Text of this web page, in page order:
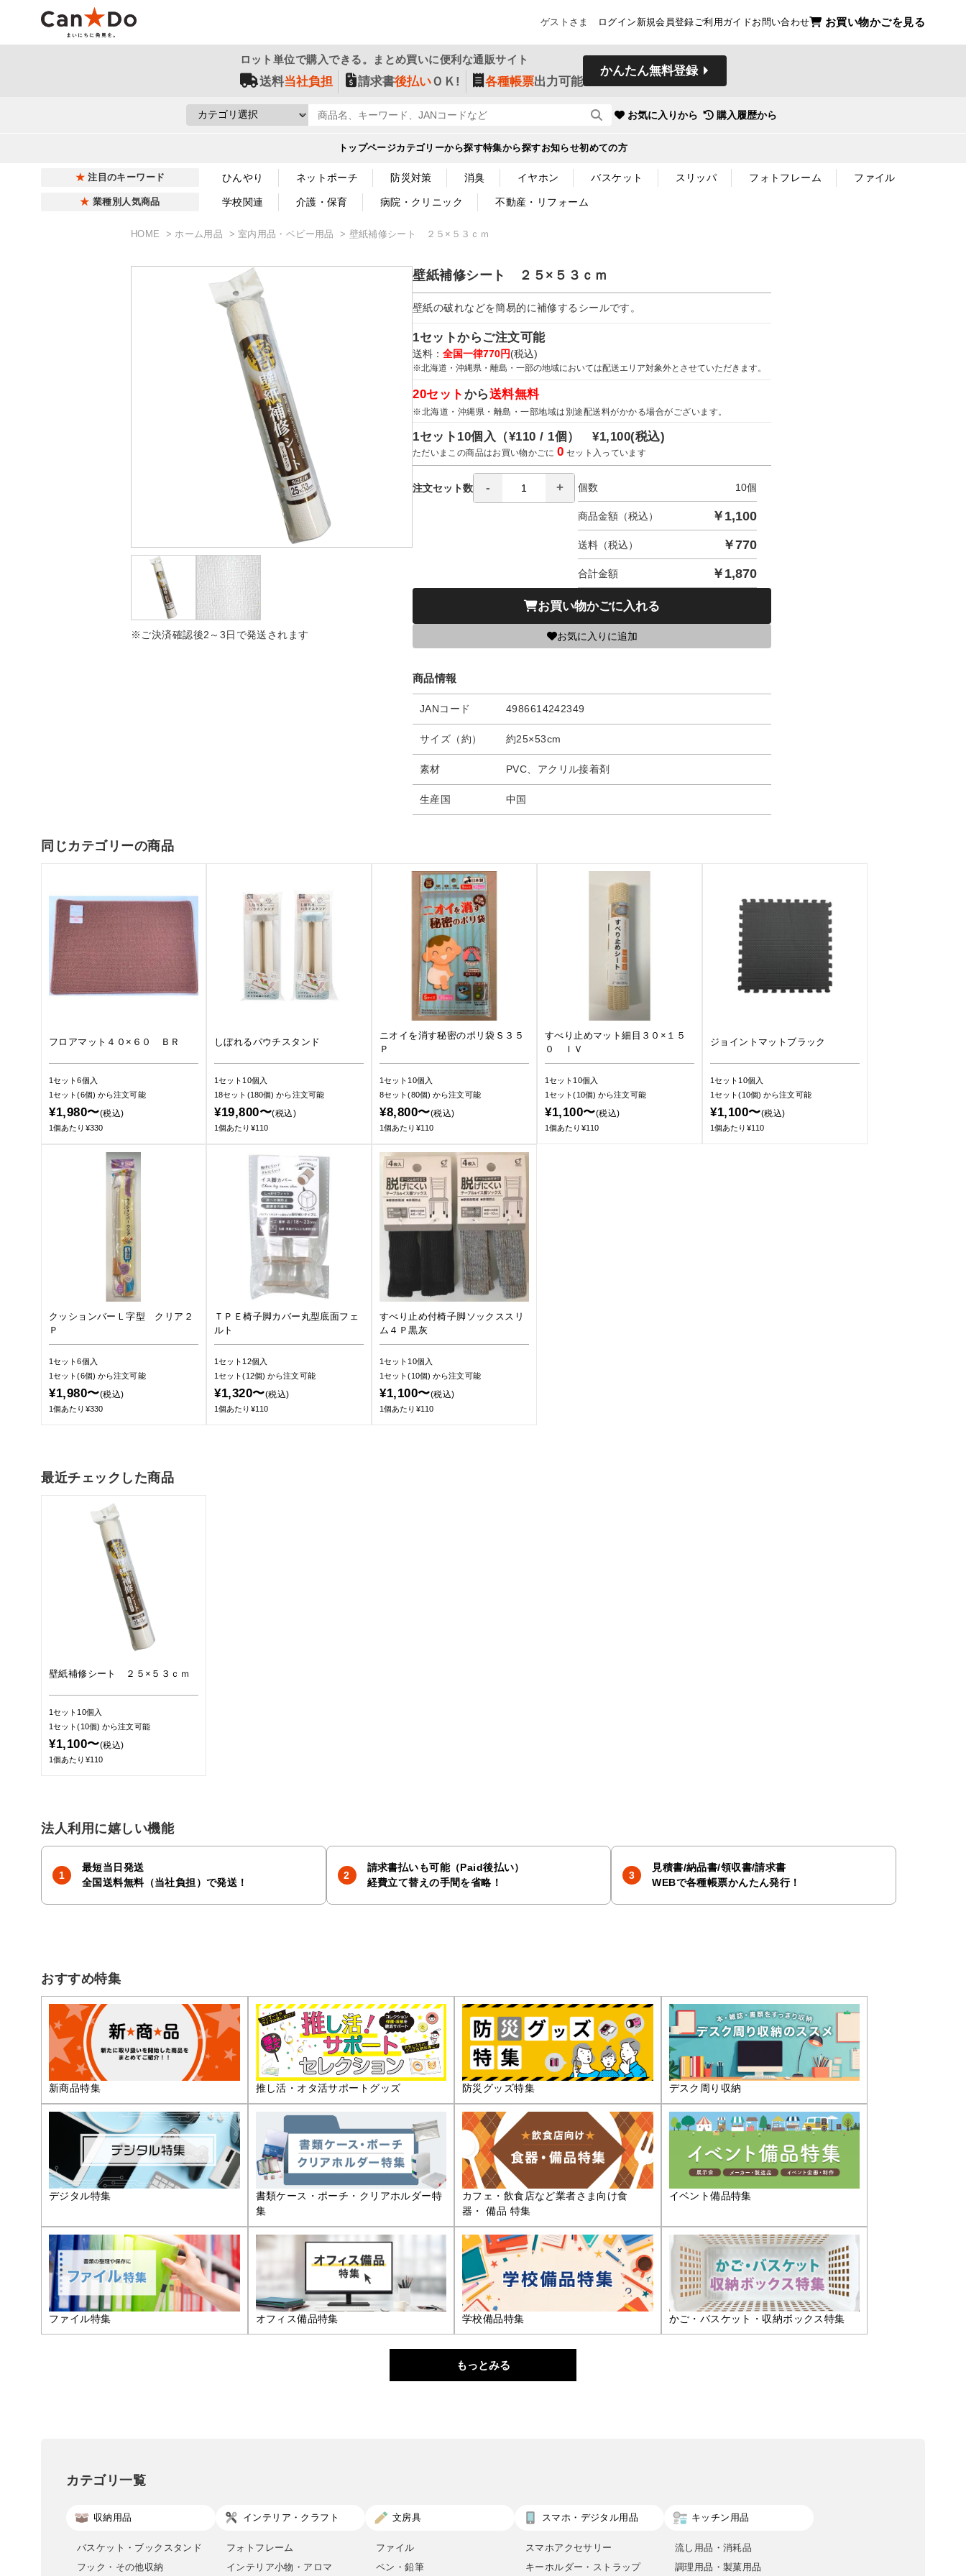
ゲストさま ログイン 新規会員登録ご利用ガイドお問い合わせ お買い物かごを見る
ロット単位で購入できる。まとめ買いに便利な通販サイト
送料当社負担 請求書後払いＯＫ! 各種帳票出力可能
かんたん無料登録
お気に入りから 購入履歴から
トップページカテゴリーから探す特集から探すお知らせ初めての方
注目のキーワード ひんやり ネットポーチ 防災対策 消臭 イヤホン バスケット スリッパ フォトフレーム ファイル
業種別人気商品 学校関連 介護・保育 病院・クリニック 不動産・リフォーム
HOME ホーム用品 室内用品・ベビー用品 壁紙補修シート ２５×５３ｃｍ
※ご決済確認後2～3日で発送されます
壁紙補修シート ２５×５３ｃｍ
壁紙の破れなどを簡易的に補修するシールです。
1セットからご注文可能
送料： 全国一律770円(税込)
※北海道・沖縄県・離島・一部の地域においては配送エリア対象外とさせていただきます。
20セット から送料無料
※北海道・沖縄県・離島・一部地域は別途配送料がかかる場合がございます。
1セット10個入（¥110 / 1個）¥1,100(税込)
ただいまこの商品はお買い物かごに0 セット入っています
注文セット数 個数 10個
商品金額（税込） ￥ 1,100
送料（税込） ￥770
合計金額 ￥ 1,870
お買い物かごに入れる
お気に入りに追加
商品情報
JANコード 4986614242349
サイズ（約） 約25×53cm
素材 PVC、アクリル接着剤
生産国 中国
同じカテゴリーの商品
フロアマット４０×６０ ＢＲ
1セット6個入
1セット(6個) から注文可能
¥1,980〜(税込)
1個あたり¥330
しぼれるパウチスタンド
1セット10個入
18セット(180個)から注文可能
¥19,800〜(税込)
1個あたり¥110
ニオイを消す秘密のポリ袋Ｓ３５
Ｐ
1セット10個入
8セット(80個)から注文可能
¥8,800〜(税込)
1個あたり¥110
すべり止めマット細目３０×１５
０ ＩＶ
1セット10個入
1セット(10個)から注文可能
¥1,100〜(税込)
1個あたり¥110
ジョイントマットブラック
1セット10個入
1セット(10個)から注文可能
¥1,100〜(税込)
1個あたり¥110
クッションバーＬ字型 クリア２
Ｐ
1セット6個入
1セット(6個) から注文可能
¥1,980〜(税込)
1個あたり¥330
ＴＰＥ椅子脚カバー丸型底面フェ
ルト
1セット12個入
1セット(12個)から注文可能
¥1,320〜(税込)
1個あたり¥110
すべり止め付椅子脚ソックススリ
ム４Ｐ黒灰
1セット10個入
1セット(10個)から注文可能
¥1,100〜(税込)
1個あたり¥110
最近チェックした商品
壁紙補修シート ２５×５３ｃｍ
1セット10個入
1セット(10個)から注文可能
¥1,100〜(税込)
1個あたり¥110
法人利用に嬉しい機能
最短当日発送
全国送料無料（当社負担）で発送！
請求書払いも可能（Paid後払い）
経費立て替えの手間を省略！
見積書/納品書/領収書/請求書
WEBで各種帳票かんたん発行！
おすすめ特集
新商品特集 推し活・オタ活サポートグッズ 防災グッズ特集 デスク周り収納
デジタル特集
書類ケース・ポーチ・クリアホルダー特
集
カフェ・飲食店など業者さま向け食
器・ 備品 特集
イベント備品特集
ファイル特集 オフィス備品特集 学校備品特集 かご・バスケット・収納ボックス特集
もっとみる
カテゴリ一覧
収納用品
バスケット・ブックスタンド
フック・その他収納
インテリア・クラフト
フォトフレーム
インテリア小物・アロマ
文房具
ファイル
ペン・鉛筆
スマホ・デジタル用品
スマホアクセサリー
キーホルダー・ストラップ
キッチン用品
流し用品・消耗品
調理用品・製菓用品